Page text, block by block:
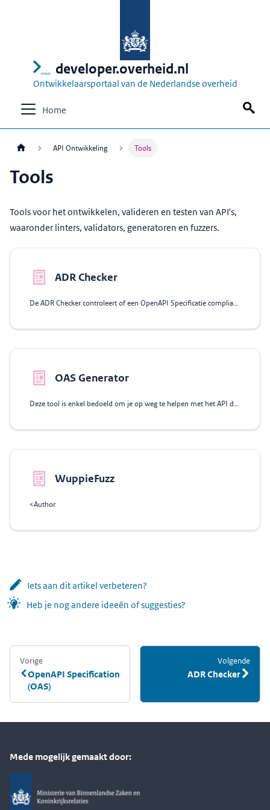
developer.overheid.nl
Ontwikkelaarsportaal van de Nederlandse overheid
Home
API Ontwikkeling Tools
Tools
Tools voor het ontwikkelen, valideren en testen van API's,
waaronder linters, validators, generatoren en fuzzers.
ADR Checker
De ADR Checker controleert of een OpenAPI Specificatie compliant is met de API
OAS Generator
Deze tool is enkel bedoeld om je op weg te helpen met het API design, inclusief
WuppieFuzz
<Author
Iets aan dit artikel verbeteren?
Heb je nog andere ideeën of suggesties?
Vorige
OpenAPI Specification
(OAS)
Volgende
ADR Checker
Mede mogelijk gemaakt door: